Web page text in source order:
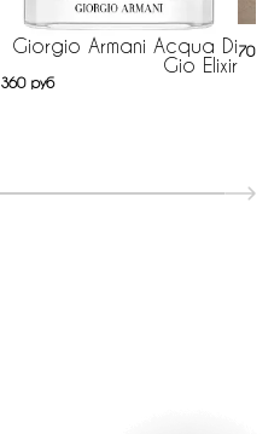
Giorgio Armani Acqua Di
Gio Elixir
360 руб
70